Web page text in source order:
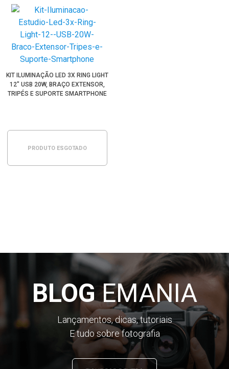
KIT ILUMINAÇÃO LED 3X RING LIGHT
12" USB 20W, BRAÇO EXTENSOR,
TRIPÉS E SUPORTE SMARTPHONE
PRODUTO ESGOTADO
BLOGEMANIA
Lançamentos, dicas, tutoriais
E tudo sobre fotografia